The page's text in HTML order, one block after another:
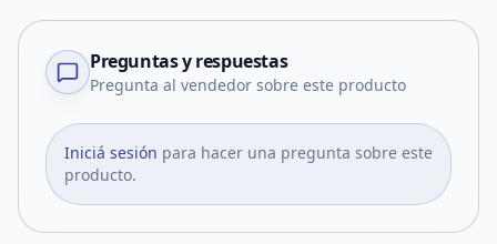
Preguntas y respuestas
Pregunta al vendedor sobre este producto
Iniciá sesión para hacer una pregunta sobre este
producto.